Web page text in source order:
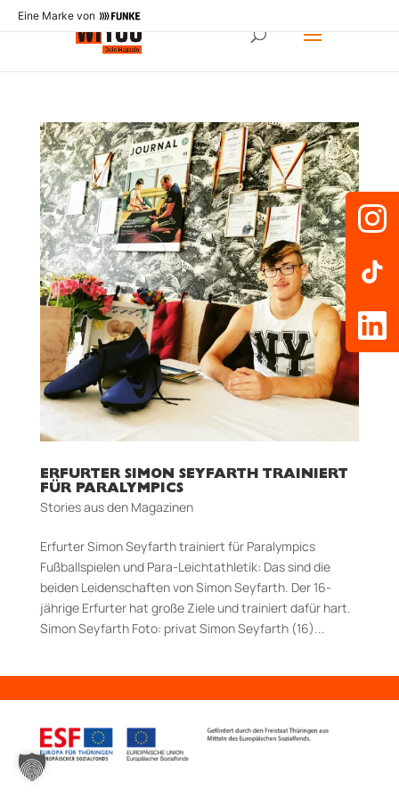
Eine Marke von
ERFURTER SIMON SEYFARTH TRAINIERT
FÜR PARALYMPICS
Stories aus den Magazinen
Erfurter Simon Seyfarth trainiert für Paralympics
Fußballspielen und Para-Leicht­athletik: Das sind die
beiden Lei­den­schaften von Simon Seyfarth. Der 16-
jährige Erfurter hat große Ziele und trainiert dafür hart.
Simon Seyfarth Foto: privat Simon Seyfarth (16)...